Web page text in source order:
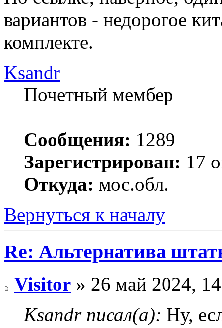
вариантов - недорогое
комплекте.
Ksandr
Почетный мембер
Сообщения: 1289
Зарегистрирован: 17
Откуда: мос.обл.
Вернуться к началу
Re: Альтернатива
Visitor » 26 май 2024,
Ksandr писал(а): Ну,